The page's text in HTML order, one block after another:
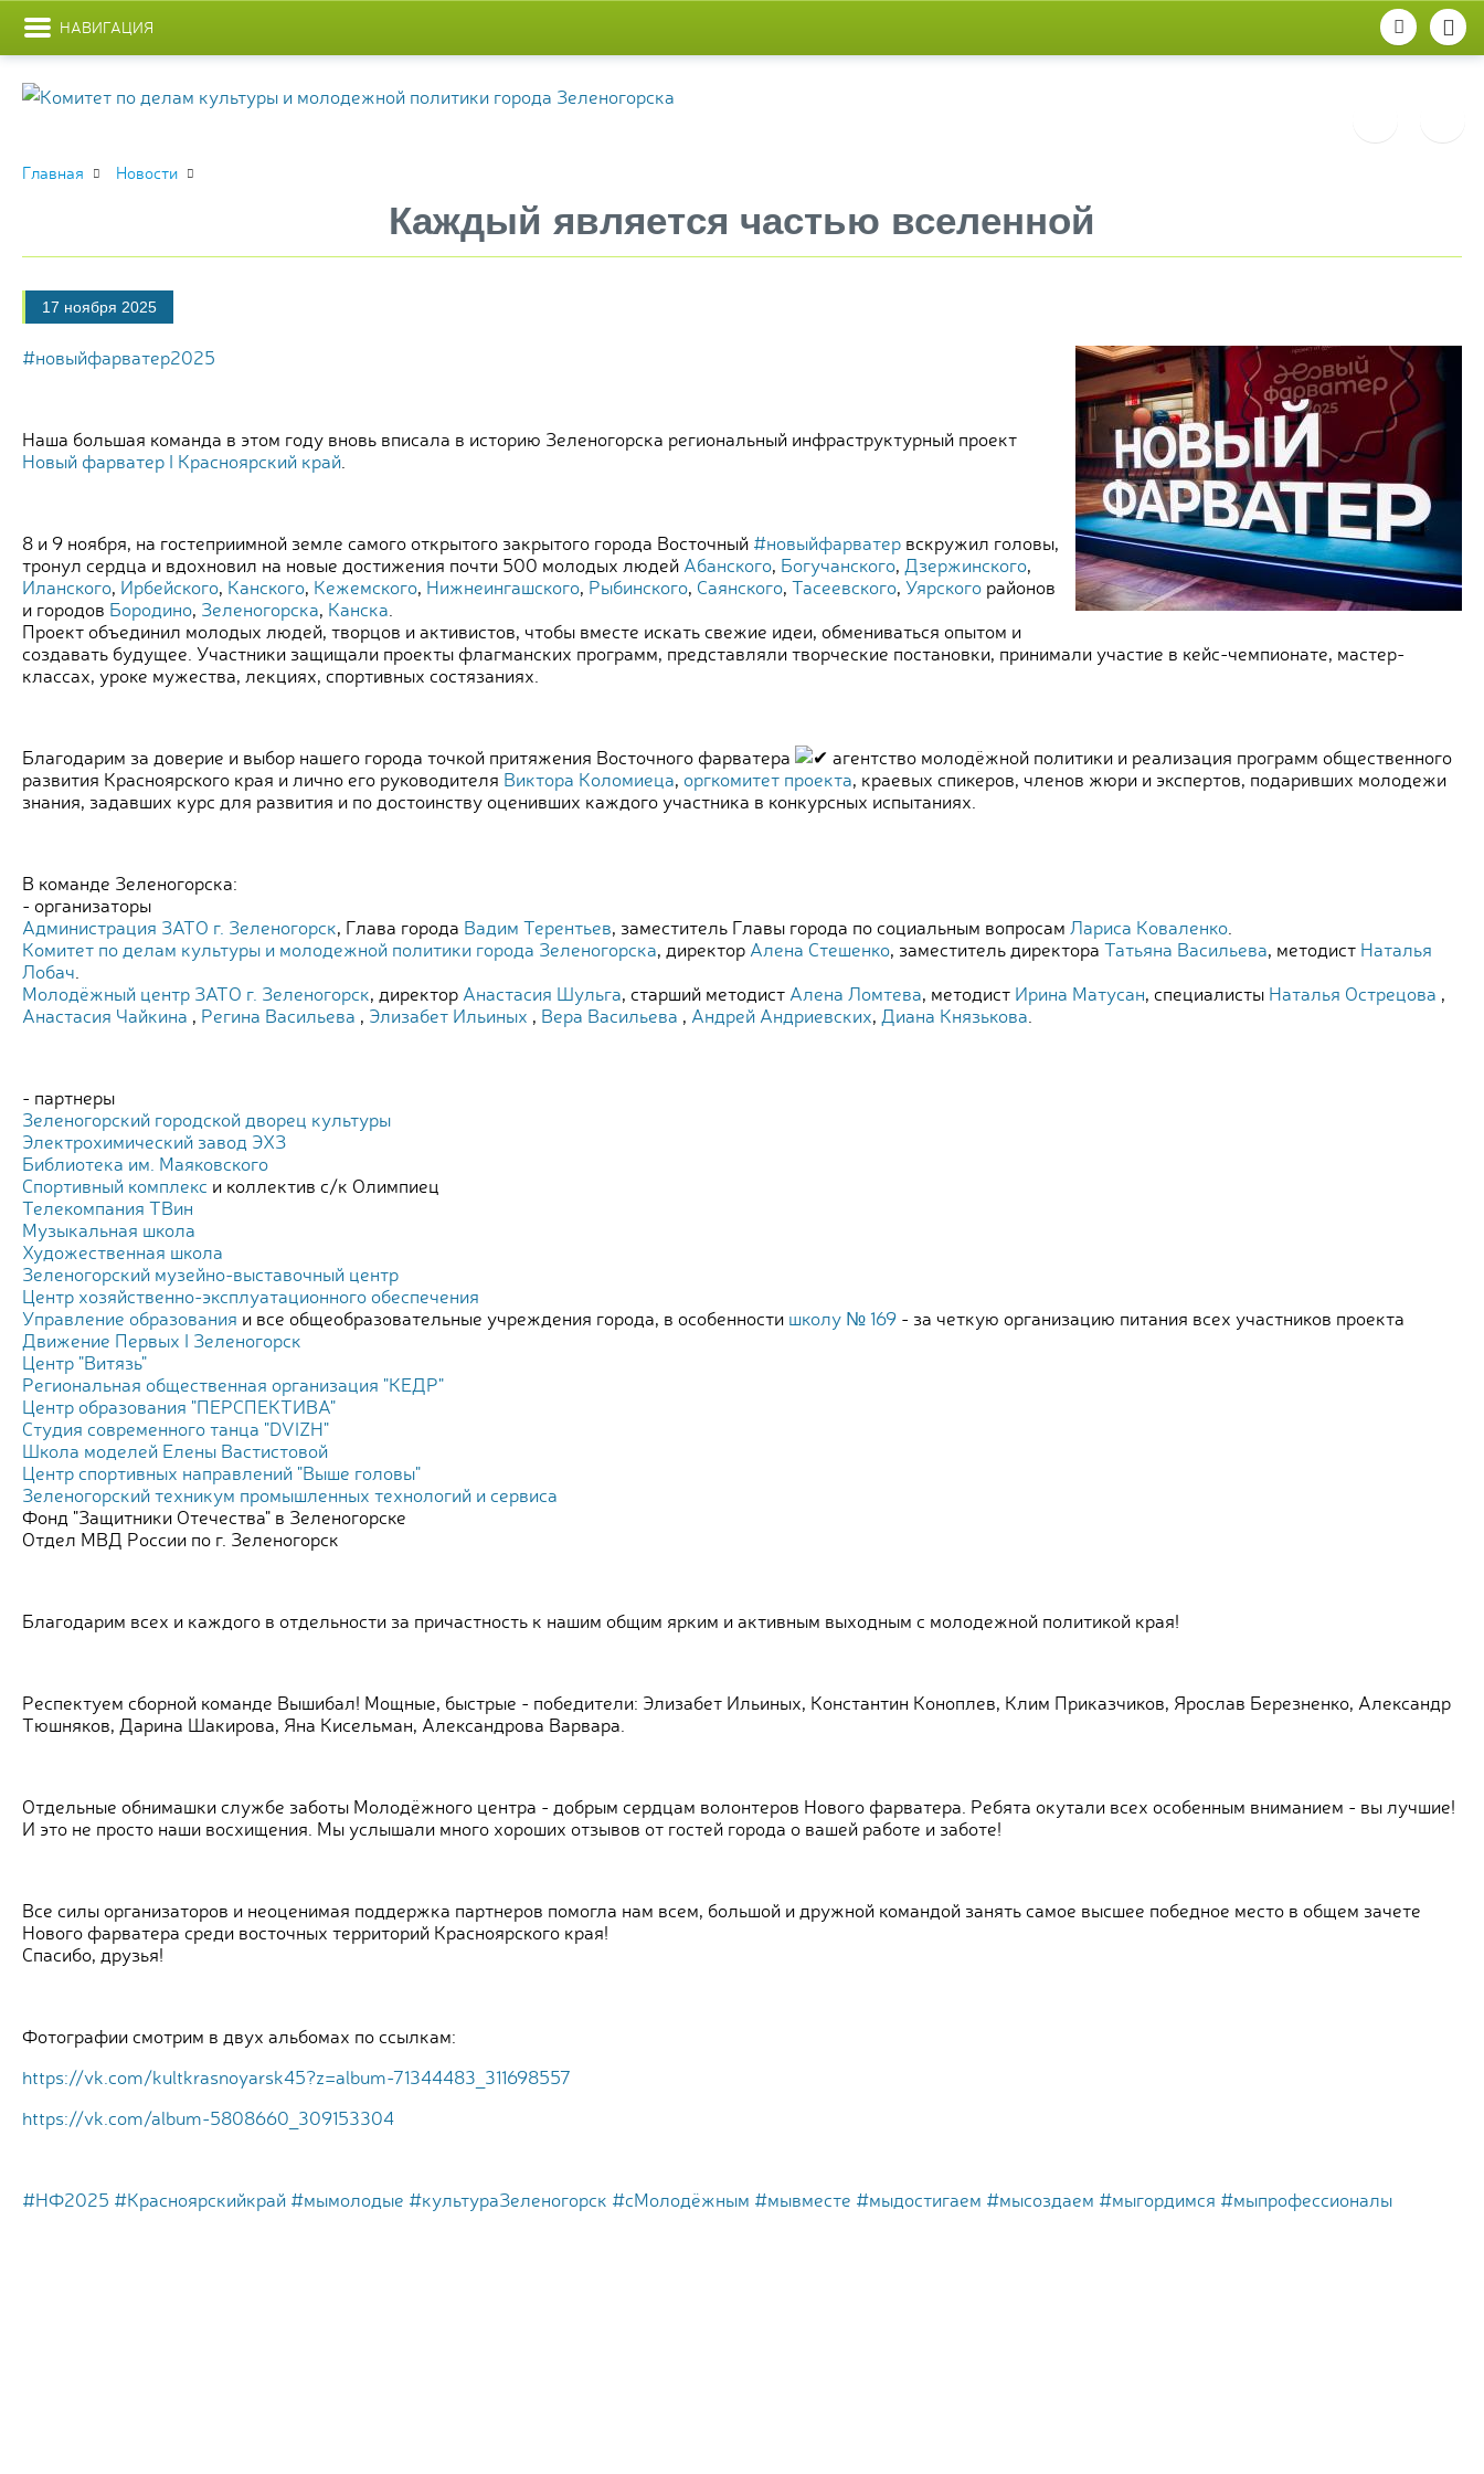
НАВИГАЦИЯ
Главная Новости
Каждый является частью вселенной
17 ноября 2025
#новыйфарватер2025
Наша большая команда в этом году вновь вписала в историю Зеленогорска региональный инфраструктурный проект
Новый фарватер I Красноярский край
8 и 9 ноября, на гостеприимной земле самого открытого закрытого города Восточный #новыйфарватер вскружил головы,
тронул сердца и вдохновил на новые достижения почти 500 молодых людей Абанского, Богучанского, Дзержинского,
Иланского, Ирбейского, Канского, Кежемского, Нижнеингашского, Рыбинского, Саянского, Тасеевского, Уярского районов
и городов Бородино, Зеленогорска, Канска
Проект объединил молодых людей, творцов и активистов, чтобы вместе искать свежие идеи, обмениваться опытом и
создавать будущее. Участники защищали проекты флагманских программ, представляли творческие постановки, принимали участие в кейс-чемпионате, мастер-
классах, уроке мужества, лекциях, спортивных состязаниях.
Благодарим за доверие и выбор нашего города точкой притяжения Восточного фарватера
агентство молодёжной политики и реализация программ общественного
развития Красноярского края и лично его руководителя Виктора Коломиеца, оргкомитет проекта, краевых спикеров, членов жюри и экспертов, подаривших молодежи
знания, задавших курс для развития и по достоинству оценивших каждого участника в конкурсных испытаниях.
В команде Зеленогорска:
- организаторы
Администрация ЗАТО г. Зеленогорск, Глава города Вадим Терентьев, заместитель Главы города по социальным вопросам Лариса Коваленко
Комитет по делам культуры и молодежной политики города Зеленогорска, директор Алена Стешенко, заместитель директора Татьяна Васильева, методист Наталья
Лобач
Молодёжный центр ЗАТО г. Зеленогорск, директор Анастасия Шульга, старший методист Алена Ломтева, методист Ирина Матусан, специалисты Наталья Острецова ,
Анастасия Чайкина , Регина Васильева , Элизабет Ильиных , Вера Васильева , Андрей Андриевских, Диана Князькова
- партнеры
Зеленогорский городской дворец культуры
Электрохимический завод ЭХЗ
Библиотека им. Маяковского
Спортивный комплекс и коллектив с/к Олимпиец
Телекомпания ТВин
Музыкальная школа
Художественная школа
Зеленогорский музейно-выставочный центр
Центр хозяйственно-эксплуатационного обеспечения
Управление образования и все общеобразовательные учреждения города, в особенности школу № 169 - за четкую организацию питания всех участников проекта
Движение Первых I Зеленогорск
Центр "Витязь"
Региональная общественная организация "КЕДР"
Центр образования "ПЕРСПЕКТИВА"
Студия современного танца "DVIZH"
Школа моделей Елены Вастистовой
Центр спортивных направлений "Выше головы"
Зеленогорский техникум промышленных технологий и сервиса
Фонд "Защитники Отечества" в Зеленогорске
Отдел МВД России по г. Зеленогорск
Благодарим всех и каждого в отдельности за причастность к нашим общим ярким и активным выходным с молодежной политикой края!
Респектуем сборной команде Вышибал! Мощные, быстрые - победители: Элизабет Ильиных, Константин Коноплев, Клим Приказчиков, Ярослав Березненко, Александр
Тюшняков, Дарина Шакирова, Яна Кисельман, Александрова Варвара.
Отдельные обнимашки службе заботы Молодёжного центра - добрым сердцам волонтеров Нового фарватера. Ребята окутали всех особенным вниманием - вы лучшие!
И это не просто наши восхищения. Мы услышали много хороших отзывов от гостей города о вашей работе и заботе!
Все силы организаторов и неоценимая поддержка партнеров помогла нам всем, большой и дружной командой занять самое высшее победное место в общем зачете
Нового фарватера среди восточных территорий Красноярского края!
Спасибо, друзья!
Фотографии смотрим в двух альбомах по ссылкам:
https://vk.com/kultkrasnoyarsk45?z=album-71344483_311698557
https://vk.com/album-5808660_309153304
#НФ2025 #Красноярскийкрай #мымолодые #культураЗеленогорск #сМолодёжным #мывместе #мыдостигаем #мысоздаем #мыгордимся #мыпрофессионалы